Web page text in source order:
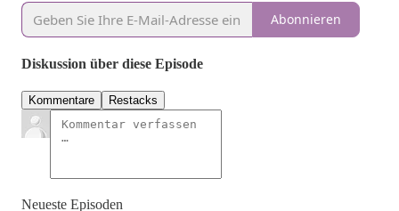
Abonnieren
Diskussion über diese Episode
Kommentare Restacks
Neueste Episoden